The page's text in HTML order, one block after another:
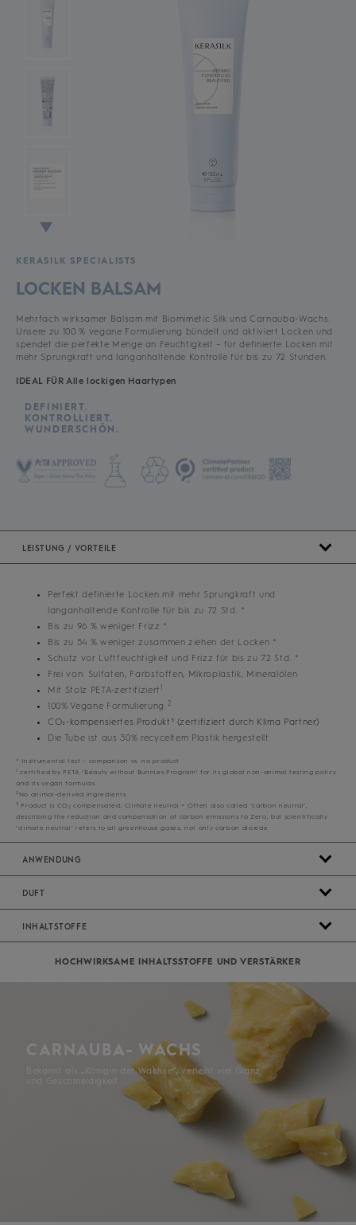
KERASILK SPECIALISTS
LOCKEN BALSAM
Mehrfach wirksamer Balsam mit Biomimetic Silk und Carnauba-Wachs.
Unsere zu 100 % vegane Formulierung bündelt und aktiviert Locken und
spendet die perfekte Menge an Feuchtigkeit – für definierte Locken mit
mehr Sprungkraft und langanhaltende Kontrolle für bis zu 72 Stunden.
IDEAL FÜR Alle lockigen Haartypen
DEFINIERT.
KONTROLLIERT.
WUNDERSCHÖN.
LEISTUNG / VORTEILE
Perfekt definierte Locken mit mehr Sprungkraft und
langanhaltende Kontrolle für bis zu 72 Std. *
Bis zu 96 % weniger Frizz *
Bis zu 54 % weniger zusammen ziehen der Locken *
Schutz vor Luftfeuchtigkeit und Frizz für bis zu 72 Std. *
Frei von: Sulfaten, Farbstoffen, Mikroplastik, Mineralölen
Mit Stolz PETA-zertifiziert 1
100% Vegane Formulierung 2
CO₂-kompensiertes Produkt³ (zertifiziert durch Klima Partner)
Die Tube ist aus 30% recyceltem Plastik hergestellt
* Instrumental test – comparison vs. no product
1 certified by PETA ‘Beauty without Bunnies Program’ for its global non-animal testing policy
and its vegan formulas
2 No animal-derived ingredients
3 Product is CO2 compensated; Climate neutral = Often also called ‘carbon neutral’,
describing the reduction and compensation of carbon emissions to Zero, but scientifically
‘climate neutral’ refers to all greenhouse gases, not only carbon dioxide
ANWENDUNG
DUFT
INHALTSTOFFE
HOCHWIRKSAME ​INHALTSSTOFFE ​UND ​VERSTÄRKER
CARNAUBA- WACHS
Bekannt als „Königin der Wachse“, verleiht viel Glanz